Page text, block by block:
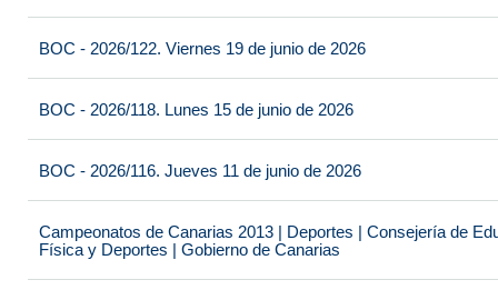
BOC - 2026/122. Viernes 19 de junio de 2026
BOC - 2026/118. Lunes 15 de junio de 2026
BOC - 2026/116. Jueves 11 de junio de 2026
Campeonatos de Canarias 2013 | Deportes | Consejería de
Física y Deportes | Gobierno de Canarias